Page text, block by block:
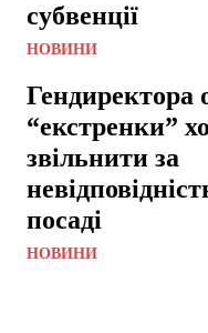
субвенції
НОВИНИ
Гендиректора
“екстренки”
звільнити за
посаді
НОВИНИ